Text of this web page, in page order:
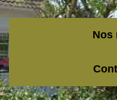
Nos